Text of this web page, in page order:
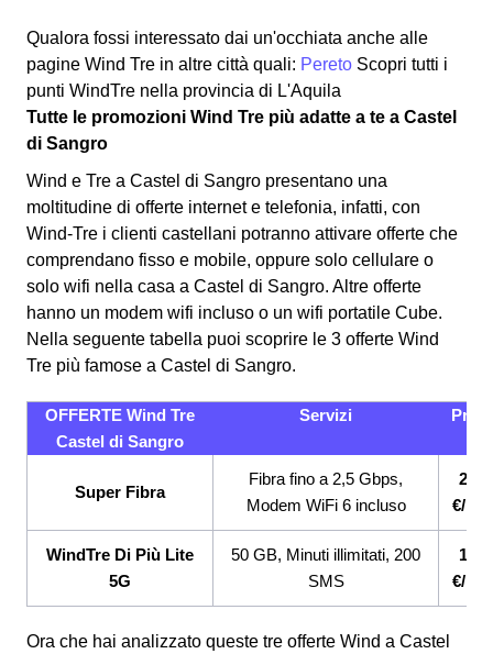
Qualora fossi interessato dai un'occhiata anche alle
pagine Wind Tre in altre città quali: Pereto Scopri tutti i
punti WindTre nella provincia di L'Aquila
Tutte le promozioni Wind Tre più adatte a te a Castel
di Sangro
Wind e Tre a Castel di Sangro presentano una
moltitudine di offerte internet e telefonia, infatti, con
Wind-Tre i clienti castellani potranno attivare offerte che
comprendano fisso e mobile, oppure solo cellulare o
solo wifi nella casa a Castel di Sangro. Altre offerte
hanno un modem wifi incluso o un wifi portatile Cube.
Nella seguente tabella puoi scoprire le 3 offerte Wind
Tre più famose a Castel di Sangro.
OFFERTE Wind Tre
Castel di Sangro
Servizi
Super Fibra
Fibra fino a 2,5 Gbps,
Modem WiFi 6 incluso
€/
WindTre Di Più Lite
5G
50 GB, Minuti illimitati, 200
SMS
€/
Ora che hai analizzato queste tre offerte Wind a Castel